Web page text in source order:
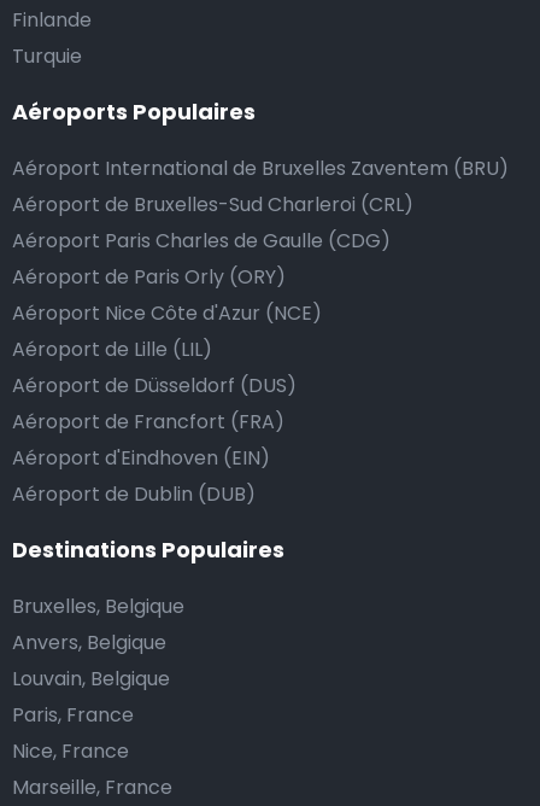
Finlande
Turquie
Aéroports Populaires
Aéroport International de Bruxelles Zaventem (BRU)
Aéroport de Bruxelles-Sud Charleroi (CRL)
Aéroport Paris Charles de Gaulle (CDG)
Aéroport de Paris Orly (ORY)
Aéroport Nice Côte d'Azur (NCE)
Aéroport de Lille (LIL)
Aéroport de Düsseldorf (DUS)
Aéroport de Francfort (FRA)
Aéroport d'Eindhoven (EIN)
Aéroport de Dublin (DUB)
Destinations Populaires
Bruxelles, Belgique
Anvers, Belgique
Louvain, Belgique
Paris, France
Nice, France
Marseille, France